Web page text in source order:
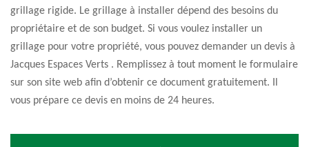
grillage rigide. Le grillage à installer dépend des besoins du
propriétaire et de son budget. Si vous voulez installer un
grillage pour votre propriété, vous pouvez demander un devis à
Jacques Espaces Verts . Remplissez à tout moment le formulaire
sur son site web afin d’obtenir ce document gratuitement. Il
vous prépare ce devis en moins de 24 heures.